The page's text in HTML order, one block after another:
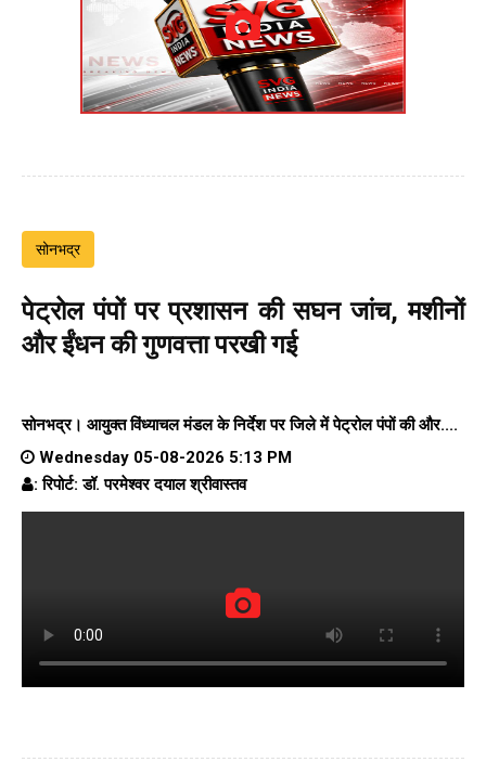
सोनभद्र
पेट्रोल पंपों पर प्रशासन की सघन जांच, मशीनों
और ईंधन की गुणवत्ता परखी गई
सोनभद्र। आयुक्त विंध्याचल मंडल के निर्देश पर जिले में पेट्रोल पंपों की और....
Wednesday 05-08-2026 5:13 PM
: रिपोर्ट: डॉ. परमेश्वर दयाल श्रीवास्तव